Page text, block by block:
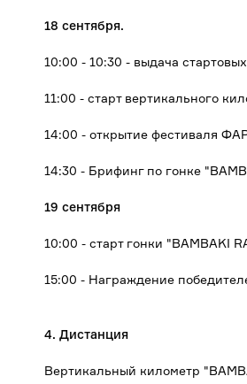
18 сентября.
10:00 - 10:30 - выдача
11:00 - старт вертикального
14:00 - открытие фестиваля
14:30 - Брифинг по гонке
19 сентября
10:00 - старт гонки "BAMBAKI
15:00 - Награждение
4. Дистанция
Вертикальный километр